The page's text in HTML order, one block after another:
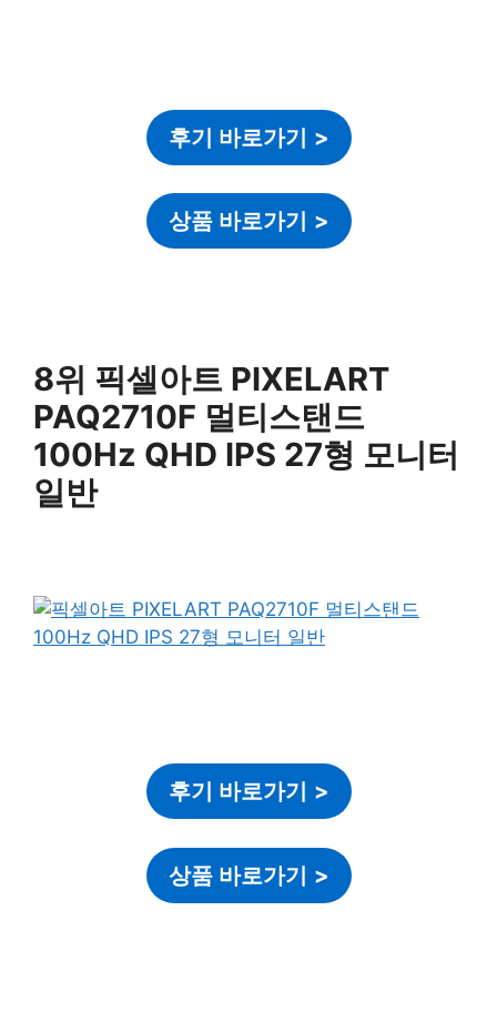
후기 바로가기 >
상품 바로가기 >
8위 픽셀아트 PIXELART
PAQ2710F 멀티스탠드
100Hz QHD IPS 27형 모니터
일반
후기 바로가기 >
상품 바로가기 >